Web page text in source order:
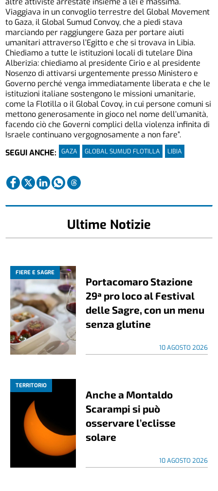
Viaggiava in un convoglio terrestre del Global Movement
to Gaza, il Global Sumud Convoy, che a piedi stava
marciando per raggiungere Gaza per portare aiuti
umanitari attraverso l’Egitto e che si trovava in Libia.
Chiediamo a tutte le istituzioni locali di tutelare Dina
Alberizia: chiediamo al presidente Cirio e al presidente
Nosenzo di attivarsi urgentemente presso Ministero e
Governo perché venga immediatamente liberata e che le
istituzioni italiane sostengono le missioni umanitarie,
come la Flotilla o il Global Covoy, in cui persone comuni si
mettono generosamente in gioco nel nome dell’umanità,
facendo ciò che Governi complici della violenza infinita di
Israele continuano vergognosamente a non fare”.
SEGUI ANCHE:
GAZA GLOBAL SUMUD FLOTILLA LIBIA
Ultime Notizie
FIERE E SAGRE
Portacomaro Stazione
29ª pro loco al Festival
delle Sagre, con un menu
senza glutine
10 AGOSTO 2026
TERRITORIO
Anche a Montaldo
Scarampi si può
osservare l’eclisse
solare
10 AGOSTO 2026